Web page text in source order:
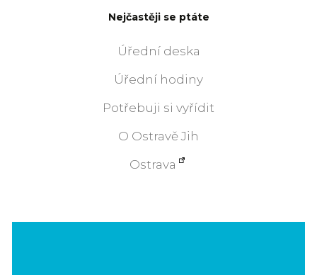
Nejčastěji se ptáte
Úřední deska
Úřední hodiny
Potřebuji si vyřídit
O Ostravě Jih
Ostrava